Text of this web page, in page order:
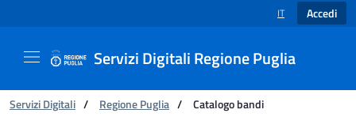
SELEZIONE
IT Accedi
Servizi Digitali Regione Puglia
Ti trovi in:
Servizi Digitali / Regione Puglia / Catalogo bandi